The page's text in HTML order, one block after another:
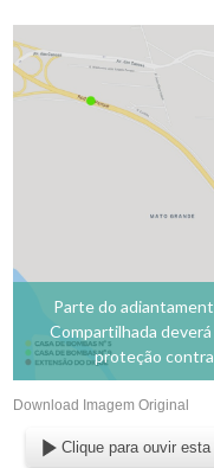
Parte do
Compartilhada
proteção
Download Imagem Original
Clique para ouvir